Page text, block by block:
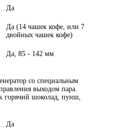
Да
Да (14 чашек кофе, или 7
двойных чашек кофе)
Да, 85 - 142 мм
Да